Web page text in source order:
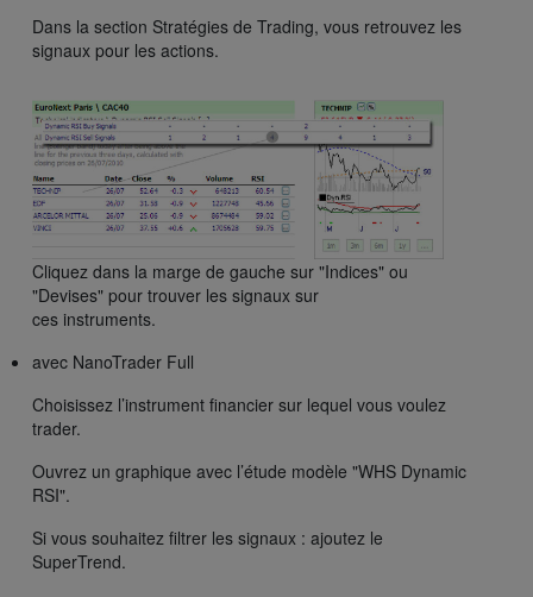
Dans la section Stratégies de Trading, vous retrouvez les
signaux pour les actions.
Cliquez dans la marge de gauche sur "Indices" ou
"Devises" pour trouver les signaux sur
ces instruments.
avec NanoTrader Full
Choisissez l’instrument financier sur lequel vous voulez
trader.
Ouvrez un graphique avec l’étude modèle "WHS Dynamic
RSI".
Si vous souhaitez filtrer les signaux : ajoutez le
SuperTrend.